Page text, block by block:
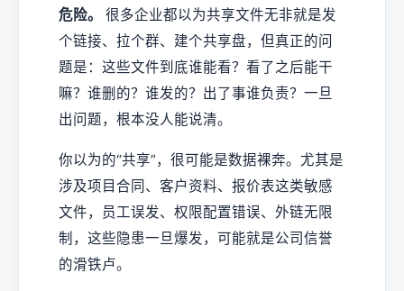
危险。
很多企业都以为共享文件无非就是发
个链接、拉个群、建个共享盘，但真正的问
题是：这些文件到底谁能看？看了之后能干
嘛？谁删的？谁发的？出了事谁负责？一旦
出问题，根本没人能说清。
你以为的“共享”，很可能是数据裸奔。尤其是
涉及项目合同、客户资料、报价表这类敏感
文件，员工误发、权限配置错误、外链无限
制，这些隐患一旦爆发，可能就是公司信誉
的滑铁卢。